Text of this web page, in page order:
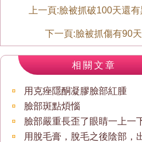
上一頁:臉被抓破100天還
下一頁:臉被抓傷有90
相關文章
用克痤隱酮凝膠臉部紅腫
臉部斑點煩惱
臉部嚴重長歪了眼睛一上一
用脫毛膏，脫毛之後陰部，